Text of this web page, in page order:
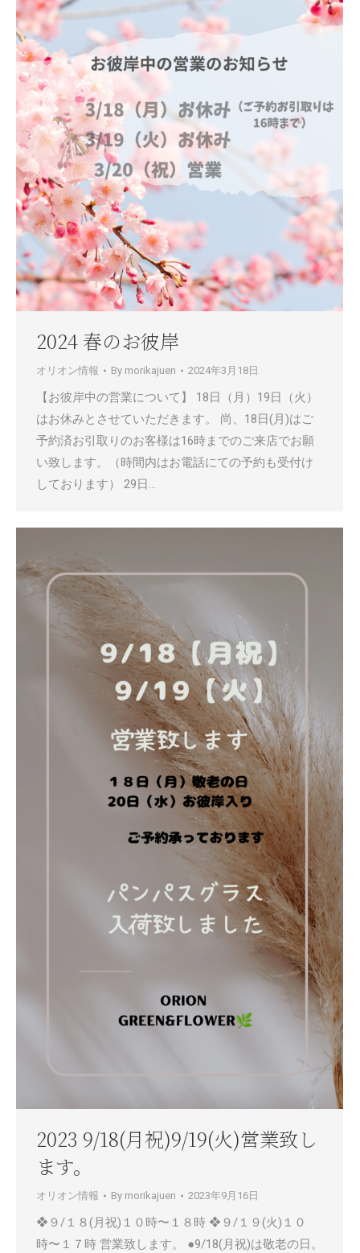
2024 春のお彼岸
オリオン情報 By morikajuen 2024年3月18日
【お彼岸中の営業について】 18日（月）19日（火）
はお休みとさせていただきます。 尚、18日(月)はご
予約済お引取りのお客様は16時までのご来店でお願
い致します。（時間内はお電話にての予約も受付け
しております） 29日…
2023 9/18(月祝)9/19(火)営業致し
ます。
オリオン情報 By morikajuen 2023年9月16日
❖９/１８(月祝)１０時〜１８時 ❖９/１９(火)１０
時〜１７時 営業致します。 ●9/18(月祝)は敬老の日。